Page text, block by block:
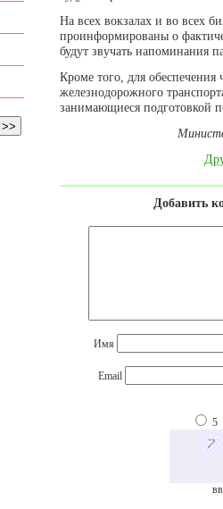
На всех вокзалах и во всех
проинформированы о
будут звучать напоминания
Кроме того, для обеспечения
железнодорожного
занимающиеся подготовкой
Добавить
Имя
Email
5